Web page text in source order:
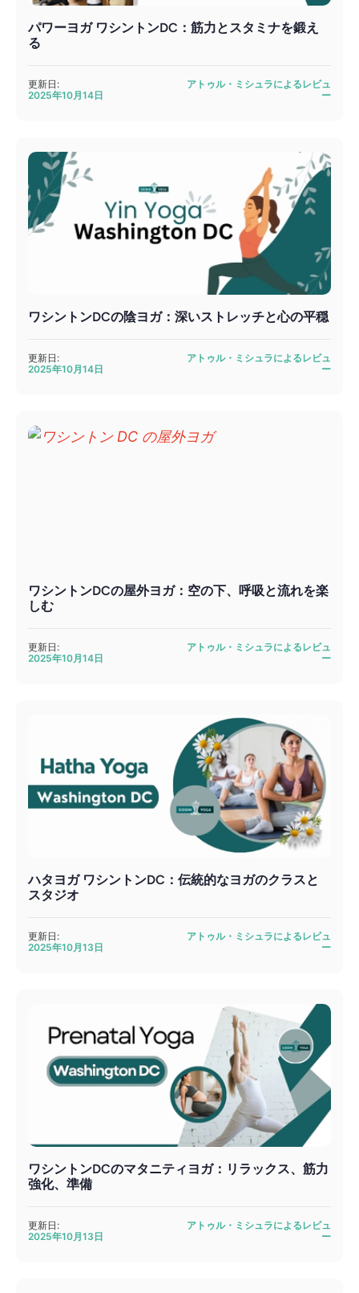
パワーヨガ ワシントンDC：筋力とスタミナを鍛え
る
更新日:
2025年10月14日
アトゥル・ミシュラによるレビュ
ー
ワシントンDCの陰ヨガ：深いストレッチと心の平穏
更新日:
2025年10月14日
アトゥル・ミシュラによるレビュ
ー
ワシントンDCの屋外ヨガ：空の下、呼吸と流れを楽
しむ
更新日:
2025年10月14日
アトゥル・ミシュラによるレビュ
ー
ハタヨガ ワシントンDC：伝統的なヨガのクラスと
スタジオ
更新日:
2025年10月13日
アトゥル・ミシュラによるレビュ
ー
ワシントンDCのマタニティヨガ：リラックス、筋力
強化、準備
更新日:
2025年10月13日
アトゥル・ミシュラによるレビュ
ー